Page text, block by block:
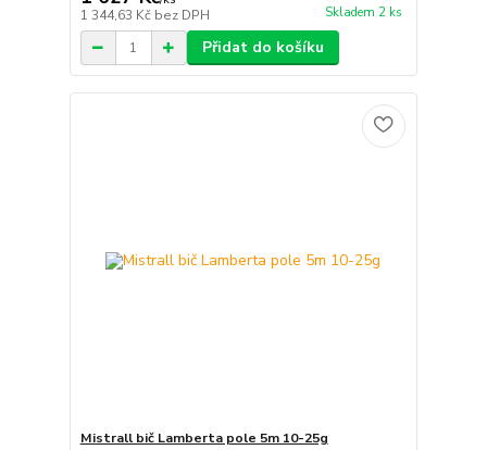
1 344,63 Kč bez DPH Skladem 2 ks
Přidat do košíku
Mistrall bič Lamberta pole 5m 10-25g